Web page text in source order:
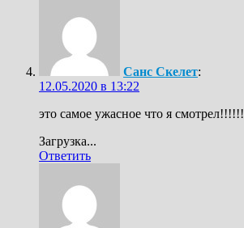
Санс Скелет:
12.05.2020 в 13:22
это самое ужасное что я смотрел!!!!!!
Загрузка...
Ответить